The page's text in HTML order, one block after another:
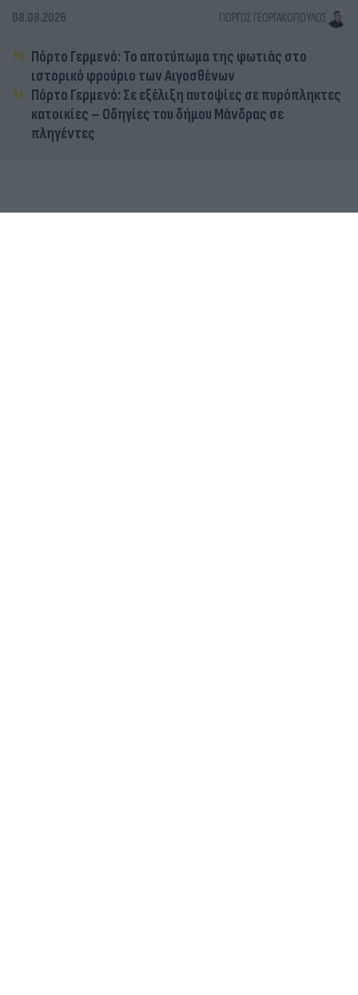
08.08.2026 ΓΙΏΡΓΟΣ ΓΕΩΡΓΑΚΌΠΟΥΛΟΣ
Πόρτο Γερμενό: Το αποτύπωμα της φωτιάς στο
ιστορικό φρούριο των Αιγοσθένων
Πόρτο Γερμενό: Σε εξέλιξη αυτοψίες σε πυρόπληκτες
κατοικίες – Οδηγίες του δήμου Μάνδρας σε
πληγέντες